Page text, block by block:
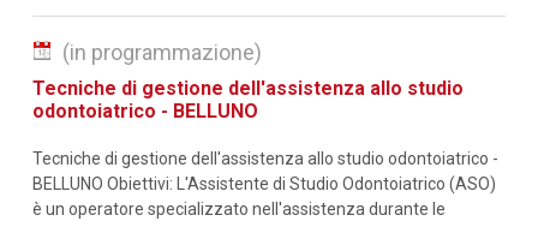
Tecniche di gestione dell'assistenza allo studio
odontoiatrico - BELLUNO
Tecniche di gestione dell'assistenza allo studio odontoiatrico -
BELLUNO Obiettivi: L'Assistente di Studio Odontoiatrico (ASO)
è un operatore specializzato nell'assistenza durante le
(in programmazione)